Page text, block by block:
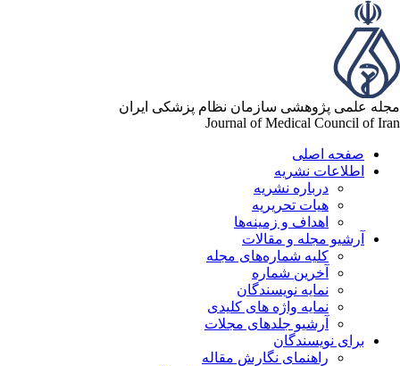
علمی پژوهشی سازمان نظام پزشکی ایران
Journal of Medical Council of
صفحه اصلی
اطلاعات نشریه
درباره نشریه
هیات تحریریه
اهداف و زمینه‌ها
آرشیو مجله و مقالات
کلیه شماره‌های مجله
آخرین شماره
نمایه نویسندگان
نمایه واژه های کلیدی
آرشیو جلدهای مجلات
برای نویسندگان
راهنمای نگارش مقاله